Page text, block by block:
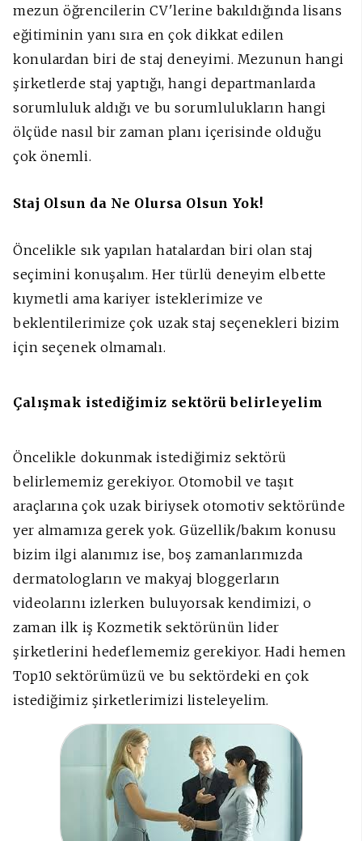
mezun öğrencilerin CV'lerine bakıldığında lisans
eğitiminin yanı sıra en çok dikkat edilen
konulardan biri de staj deneyimi. Mezunun hangi
şirketlerde staj yaptığı, hangi departmanlarda
sorumluluk aldığı ve bu sorumlulukların hangi
ölçüde nasıl bir zaman planı içerisinde olduğu
çok önemli.
Staj Olsun da Ne Olursa Olsun Yok!
Öncelikle sık yapılan hatalardan biri olan staj
seçimini konuşalım. Her türlü deneyim elbette
kıymetli ama kariyer isteklerimize ve
beklentilerimize çok uzak staj seçenekleri bizim
için seçenek olmamalı.
Çalışmak istediğimiz sektörü belirleyelim
Öncelikle dokunmak istediğimiz sektörü
belirlememiz gerekiyor. Otomobil ve taşıt
araçlarına çok uzak biriysek otomotiv sektöründe
yer almamıza gerek yok. Güzellik/bakım konusu
bizim ilgi alanımız ise, boş zamanlarımızda
dermatologların ve makyaj bloggerların
videolarını izlerken buluyorsak kendimizi, o
zaman ilk iş Kozmetik sektörünün lider
şirketlerini hedeflememiz gerekiyor. Hadi hemen
Top10 sektörümüzü ve bu sektördeki en çok
istediğimiz şirketlerimizi listeleyelim.